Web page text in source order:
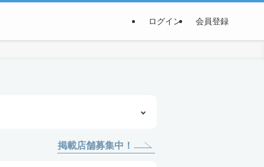
ログイン 会員登録
掲載店舗募集中！